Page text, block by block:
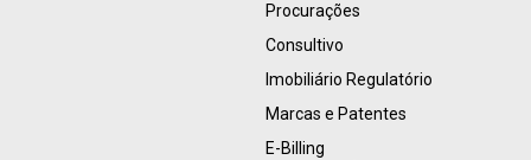
Procurações
Consultivo
Imobiliário Regulatório
Marcas e Patentes
E-Billing